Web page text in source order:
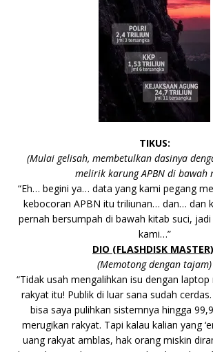
TIKUS:
(Mulai gelisah, membetulkan dasinya
melirik karung APBN di bawah
“Eh… begini ya… data yang kami pegang
kebocoran APBN itu triliunan… dan… dan
pernah bersumpah di bawah kitab suci,
kami…”
DIO (FLASHDISK MASTER)
(Memotong dengan tajam)
“Tidak usah mengalihkan isu dengan
rakyat itu! Publik di luar sana sudah
bisa saya pulihkan sistemnya hingga
merugikan rakyat. Tapi kalau kalian yang
uang rakyat amblas, hak orang miskin